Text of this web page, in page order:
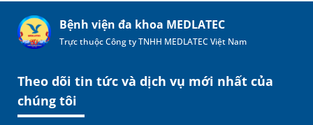
Bệnh viện đa khoa MEDLATEC
Trực thuộc Công ty TNHH MEDLATEC Việt Nam
Theo dõi tin tức và dịch vụ mới nhất của
chúng tôi